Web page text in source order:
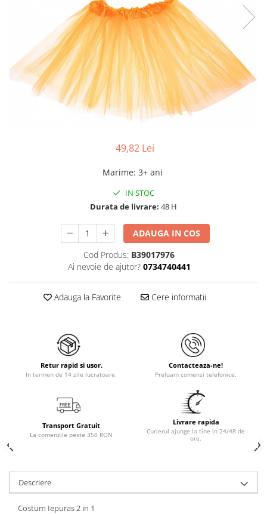
49,82 Lei
Marime: 3+ ani
IN STOC
Durata de livrare: 48 H
ADAUGA IN COS
Cod Produs: B39017976
Ai nevoie de ajutor? 0734740441
Adauga la Favorite Cere informatii
Retur rapid si usor.
In termen de 14 zile lucratoare.
Contacteaza-ne!
Preluam comenzi telefonice.
Transport Gratuit
La comenzile peste 350 RON
Livrare rapida
Curierul ajunge la tine in 24/48 de
ore.
Descriere
Costum Iepuras 2 in 1